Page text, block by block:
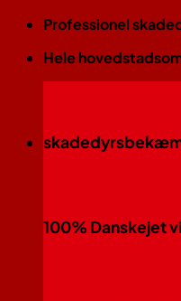
Fortsæt
indhold
Professionel
Hele
100% Danskejet